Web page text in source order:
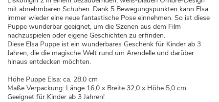
mit abnehmbaren Schuhen. Dank 5 Bewegungspunkten kann Elsa
immer wieder eine neue fantastische Pose einnehmen. So ist diese
Puppe wunderbar geeignet, um die Szenen aus dem Film
nachzuspielen oder eigene Geschichten zu erfinden.
Diese Elsa Puppe ist ein wunderbares Geschenk für Kinder ab 3
Jahren, die die magische Welt rund um Arendelle und darüber
hinaus entdecken möchten.
Höhe Puppe Elsa: ca. 28,0 cm
Maße Verpackung: Länge 16,0 x Breite 32,0 x Höhe 5,0 cm
Geeignet für Kinder ab 3 Jahren!